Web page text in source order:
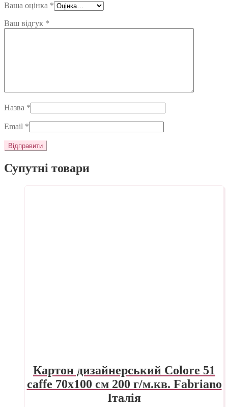
Ваша оцінка *
Ваш відгук *
Назва *
Email *
Супутні товари
Картон дизайнерський Colore 51
caffe 70х100 см 200 г/м.кв. Fabriano
Італія